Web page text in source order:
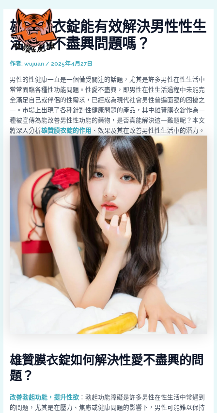
雄贊膜衣錠能有效解決男性性生
活中的不盡興問題嗎？
作者: wujuan / 2025年4月27日
男性的性健康一直是一個備受關注的話題，尤其是許多男性在性生活中
常常面臨各種性功能問題。性愛不盡興，即男性在性生活過程中未能完
全滿足自己或伴侶的性需求，已經成為現代社會男性普遍面臨的困擾之
一。市場上出現了各種針對性健康問題的產品，其中雄贊膜衣錠作為一
種被宣傳為能改善男性性功能的藥物，是否真能解決這一難題呢？本文
將深入分析雄贊膜衣錠的作用 、效果及其在改善男性性生活中的潛力。
雄贊膜衣錠如何解決性愛不盡興的問
題？
改善勃起功能，提升性欲：勃起功能障礙是許多男性在性生活中常遇到
的問題，尤其是在壓力、焦慮或健康問題的影響下，男性可能難以保持
navigation